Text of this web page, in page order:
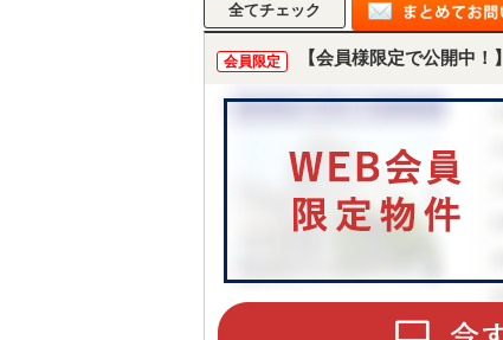
会員限定 【会員様限定で公開中！】